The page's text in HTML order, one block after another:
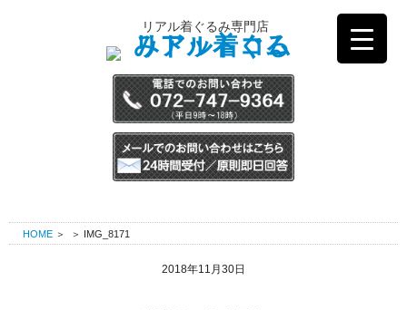
ン
テ
ン
ツ
へ
ス
キ
ッ
リアル着ぐるみ専門店
HOME ＞ ＞ IMG_8171
2018年11月30日